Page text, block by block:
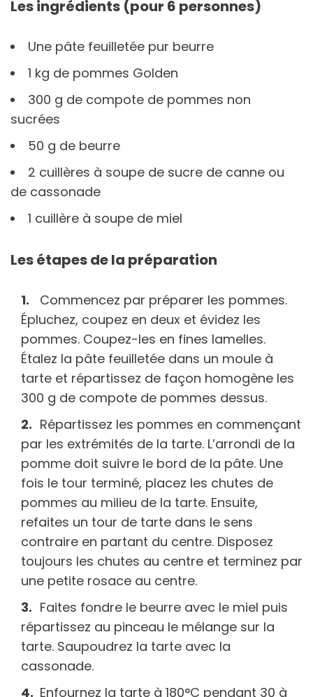
Les ingrédients (pour 6 personnes)
Une pâte feuilletée pur beurre
1 kg de pommes Golden
300 g de compote de pommes non
sucrées
50 g de beurre
2 cuillères à soupe de sucre de canne ou
de cassonade
1 cuillère à soupe de miel
Les étapes de la préparation
Commencez par préparer les pommes.
Épluchez, coupez en deux et évidez les
pommes. Coupez-les en fines lamelles.
Étalez la pâte feuilletée dans un moule à
tarte et répartissez de façon homogène les
300 g de compote de pommes dessus.
Répartissez les pommes en commençant
par les extrémités de la tarte. L’arrondi de la
pomme doit suivre le bord de la pâte. Une
fois le tour terminé, placez les chutes de
pommes au milieu de la tarte. Ensuite,
refaites un tour de tarte dans le sens
contraire en partant du centre. Disposez
toujours les chutes au centre et terminez par
une petite rosace au centre.
Faites fondre le beurre avec le miel puis
répartissez au pinceau le mélange sur la
tarte. Saupoudrez la tarte avec la
cassonade.
Enfournez la tarte à 180°C pendant 30 à